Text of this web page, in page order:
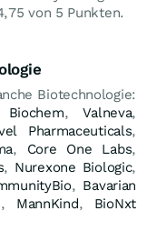
von 5 Punkten.
Biotechnologie:
,Valneva,
Pharmaceuticals,
, Core One Labs,
, Nurexone Biologic,
, Bavarian
, MannKind, BioNxt